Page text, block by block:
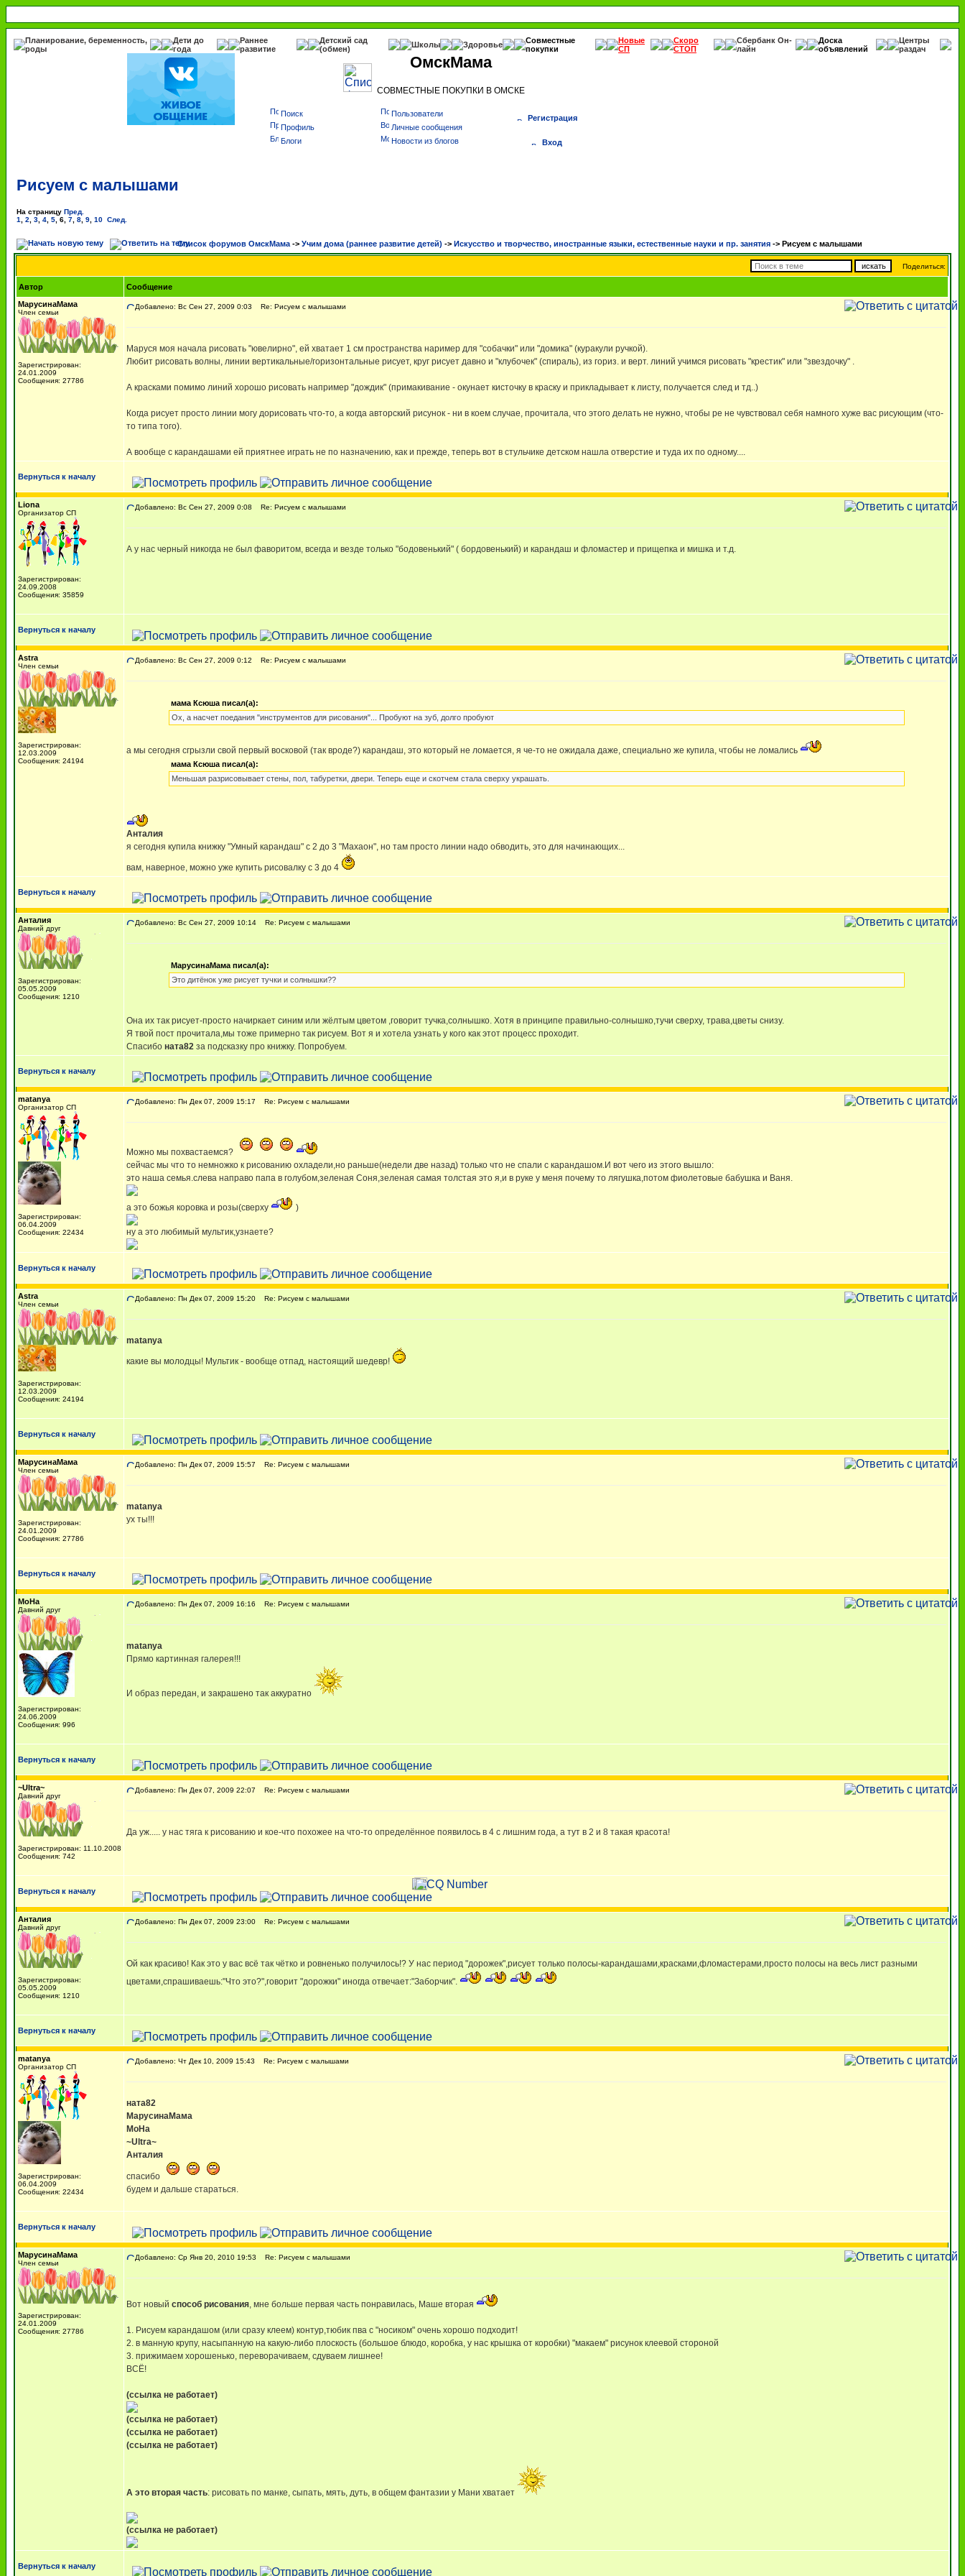
Планирование, беременность,
роды
Дети до
года
Раннее
развитие
Детский сад
(обмен)
Школы Здоровье
Совместные
покупки
Новые
СП
Скоро
СТОП
Сбербанк Он-
лайн
Доска
объявлений
Центры
раздач
ОмскМама
СОВМЕСТНЫЕ ПОКУПКИ В ОМСКЕ
Поиск
Пользователи
Профиль
Личные сообщения
Блоги
Новости из блогов
Регистрация
Вход
Рисуем с малышами
На страницу Пред.
1
2 3 4 5 6 7 8 9 10 След.
Список форумов ОмскМама -> Учим дома (раннее развитие детей) -> Искусство и творчество, иностранные языки, естественные науки и пр. занятия -> Рисуем с малышами
Поделиться:
Автор
Сообщение
МарусинаМама
Член семьи
Зарегистрирован:
24.01.2009
Сообщения: 27786
Добавлено: Вс Сен 27, 2009 0:03 Re: Рисуем с малышами
Маруся моя начала рисовать "ювелирно", ей хватает 1 см пространства наример для "собачки" или "домика" (куракули ручкой).
Любит рисовать волны, линии вертикальные/горизонтальные рисует, круг рисует давно и "клубочек" (спираль), из гориз. и верт. линий учимся рисовать "крестик" или "звездочку" .
А красками помимо линий хорошо рисовать например "дождик" (примакивание - окунает кисточку в краску и прикладывает к листу, получается след и тд..)
Когда рисует просто линии могу дорисовать что-то, а когда авторский рисунок - ни в коем случае, прочитала, что этого делать не нужно, чтобы ре не чувствовал себя намного хуже вас рисующим (что-
то типа того).
А вообще с карандашами ей приятнее играть не по назначению, как и прежде, теперь вот в стульчике детском нашла отверстие и туда их по одному....
Вернуться к началу
Liona
Организатор СП
Зарегистрирован:
24.09.2008
Сообщения: 35859
Добавлено: Вс Сен 27, 2009 0:08 Re: Рисуем с малышами
А у нас черный никогда не был фаворитом, всегда и везде только "бодовенький" ( бордовенький) и карандаш и фломастер и прищепка и мишка и т.д.
Вернуться к началу
Astra
Член семьи
Зарегистрирован:
12.03.2009
Сообщения: 24194
Добавлено: Вс Сен 27, 2009 0:12 Re: Рисуем с малышами
мама Ксюша писал(а):
Ох, а насчет поедания "инструментов для рисования"... Пробуют на зуб, долго пробуют
а мы сегодня сгрызли свой первый восковой (так вроде?) карандаш, это который не ломается, я че-то не ожидала даже, специально же купила, чтобы не ломались
мама Ксюша писал(а):
Меньшая разрисовывает стены, пол, табуретки, двери. Теперь еще и скотчем стала сверху украшать.
Анталия
я сегодня купила книжку "Умный карандаш" с 2 до 3 "Махаон", но там просто линии надо обводить, это для начинающих...
вам, наверное, можно уже купить рисовалку с 3 до 4
Вернуться к началу
Анталия
Давний друг
Зарегистрирован:
05.05.2009
Сообщения: 1210
Добавлено: Вс Сен 27, 2009 10:14 Re: Рисуем с малышами
МарусинаМама писал(а):
Это дитёнок уже рисует тучки и солнышки??
Она их так рисует-просто начиркает синим или жёлтым цветом ,говорит тучка,солнышко. Хотя в принципе правильно-солнышко,тучи сверху, трава,цветы снизу.
Я твой пост прочитала,мы тоже примерно так рисуем. Вот я и хотела узнать у кого как этот процесс проходит.
Спасибо ната82 за подсказку про книжку. Попробуем.
Вернуться к началу
matanya
Организатор СП
Зарегистрирован:
06.04.2009
Сообщения: 22434
Добавлено: Пн Дек 07, 2009 15:17 Re: Рисуем с малышами
Можно мы похвастаемся?
сейчас мы что то немножко к рисованию охладели,но раньше(недели две назад) только что не спали с карандашом.И вот чего из этого вышло:
это наша семья.слева направо папа в голубом,зеленая Соня,зеленая самая толстая это я,и в руке у меня почему то лягушка,потом фиолетовые бабушка и Ваня.
а это божья коровка и розы(сверху )
ну а это любимый мультик,узнаете?
Вернуться к началу
Astra
Член семьи
Зарегистрирован:
12.03.2009
Сообщения: 24194
Добавлено: Пн Дек 07, 2009 15:20 Re: Рисуем с малышами
matanya
какие вы молодцы! Мультик - вообще отпад, настоящий шедевр!
Вернуться к началу
МарусинаМама
Член семьи
Зарегистрирован:
24.01.2009
Сообщения: 27786
Добавлено: Пн Дек 07, 2009 15:57 Re: Рисуем с малышами
matanya
ух ты!!!
Вернуться к началу
МоНа
Давний друг
Зарегистрирован:
24.06.2009
Сообщения: 996
Добавлено: Пн Дек 07, 2009 16:16 Re: Рисуем с малышами
matanya
Прямо картинная галерея!!!
И образ передан, и закрашено так аккуратно
Вернуться к началу
~Ultra~
Давний друг
Зарегистрирован: 11.10.2008
Сообщения: 742
Добавлено: Пн Дек 07, 2009 22:07 Re: Рисуем с малышами
Да уж..... у нас тяга к рисованию и кое-что похожее на что-то определённое появилось в 4 с лишним года, а тут в 2 и 8 такая красота!
Вернуться к началу
Анталия
Давний друг
Зарегистрирован:
05.05.2009
Сообщения: 1210
Добавлено: Пн Дек 07, 2009 23:00 Re: Рисуем с малышами
Ой как красиво! Как это у вас всё так чётко и ровненько получилось!? У нас период "дорожек",рисует только полосы-карандашами,красками,фломастерами,просто полосы на весь лист разными
цветами,спрашиваешь:"Что это?",говорит "дорожки" иногда отвечает:"Заборчик".
Вернуться к началу
matanya
Организатор СП
Зарегистрирован:
06.04.2009
Сообщения: 22434
Добавлено: Чт Дек 10, 2009 15:43 Re: Рисуем с малышами
ната82
МарусинаМама
МоНа
~Ultra~
Анталия
спасибо
будем и дальше стараться.
Вернуться к началу
МарусинаМама
Член семьи
Зарегистрирован:
24.01.2009
Сообщения: 27786
Добавлено: Ср Янв 20, 2010 19:53 Re: Рисуем с малышами
Вот новый способ рисования, мне больше первая часть понравилась, Маше вторая
1. Рисуем карандашом (или сразу клеем) контур,тюбик пва с "носиком" очень хорошо подходит!
2. в манную крупу, насыпанную на какую-либо плоскость (большое блюдо, коробка, у нас крышка от коробки) "макаем" рисунок клеевой стороной
3. прижимаем хорошенько, переворачиваем, сдуваем лишнее!
ВСЁ!
(ссылка не работает)
(ссылка не работает)
(ссылка не работает)
(ссылка не работает)
А это вторая часть: рисовать по манке, сыпать, мять, дуть, в общем фантазии у Мани хватает
(ссылка не работает)
Вернуться к началу